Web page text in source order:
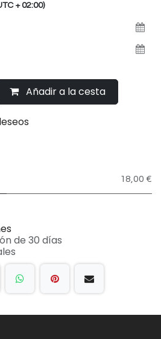
+ 02:00)
Añadir a la cesta
18,00 €
de 30 días